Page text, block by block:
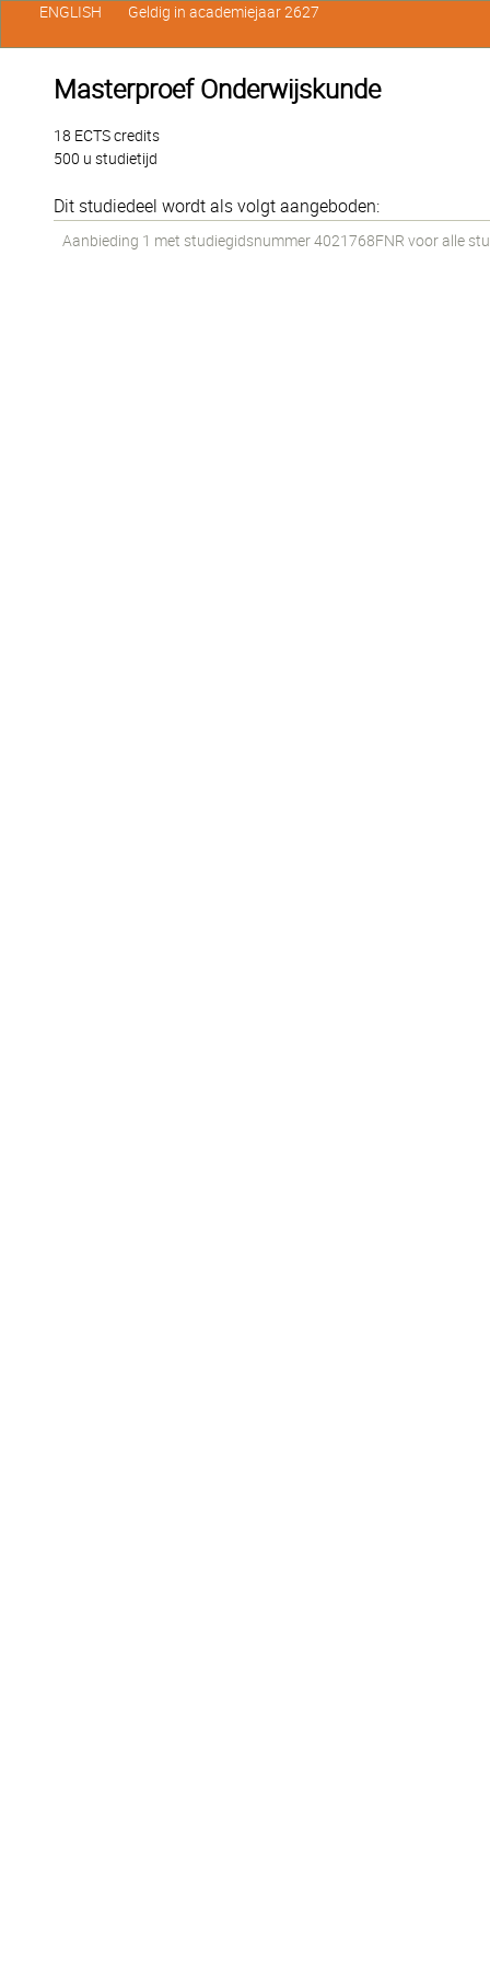
Masterproef Onderwijskunde
18 ECTS credits
500 u studietijd
Dit studiedeel wordt als volgt aangeboden:
Aanbieding 1 met studiegidsnummer 4021768FNR voor alle
ENGLISH Geldig in academiejaar 2627